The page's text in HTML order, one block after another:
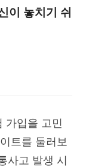
이 놓치기 쉬
가입을 고민
트를 둘러보
사고 발생 시